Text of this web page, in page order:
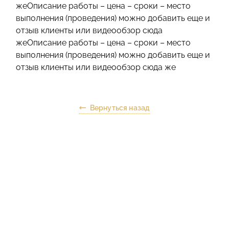
жеОписание работы – цена – сроки – место
выполнения (проведения) можно добавить еще и
отзыв клиенты или видеообзор сюда
жеОписание работы – цена – сроки – место
выполнения (проведения) можно добавить еще и
отзыв клиенты или видеообзор сюда же
Вернуться назад